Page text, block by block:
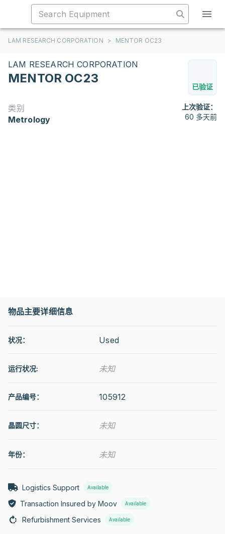
LAM RESEARCH CORPORATION > MENTOR OC23
LAM RESEARCH CORPORATION
MENTOR OC23
已验证
类别
Metrology
上次验证：
60 多天前
物品主要详细信息
状况： Used
运行状况: 未知
产品编号： 105912
晶圆尺寸： 未知
年份： 未知
Logistics Support Available
Transaction Insured by Moov Available
Refurbishment Services Available